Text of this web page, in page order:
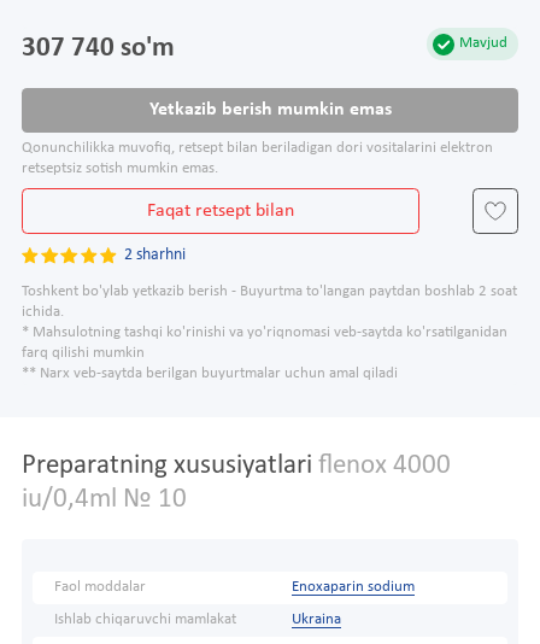
Mavjud
307 740 so'm
Yetkazib berish mumkin emas
Qonunchilikka muvofiq, retsept bilan beriladigan dori vositalarini elektron
retseptsiz sotish mumkin emas.
Faqat retsept bilan
2 sharhni
Toshkent bo'ylab yetkazib berish - Buyurtma to'langan paytdan boshlab 2 soat
ichida.
* Mahsulotning tashqi ko'rinishi va yo'riqnomasi veb-saytda ko'rsatilganidan
farq qilishi mumkin
** Narx veb-saytda berilgan buyurtmalar uchun amal qiladi
Preparatning xususiyatlari flenox 4000
iu/0,4ml № 10
Faol moddalar Enoxaparin sodium
Ishlab chiqaruvchi mamlakat Ukraina